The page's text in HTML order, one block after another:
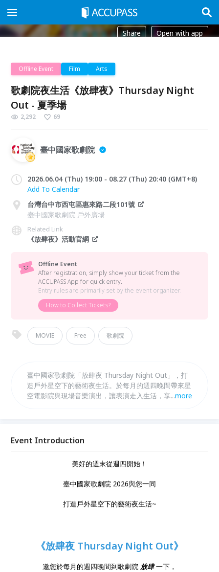
Share Open with app
Offline Event Film Arts
歌劇院夜生活《放肆夜》Thursday Night
Out - 夏季場
2,292 69
臺中國家歌劇院
2026.06.04 (Thu) 19:00 - 08.27 (Thu) 20:40 (GMT+8)
Add To Calendar
台灣台中市西屯區惠來路二段101號
臺中國家歌劇院 戶外廣場
Related Link
《放肆夜》活動官網
Offline Event
After registration, simply show your ticket from the
ACCUPASS App for quick entry.
Entry rules are primarily set by the event organizer.
How to Collect Tickets?
MOVIE Free 歌劇院
臺中國家歌劇院「放肆夜 Thursday Night Out」，打
造戶外星空下的藝術夜生活。於每月的週四晚間帶來星
空電影院與現場音樂演出，讓表演走入生活，享受豐富
...more
Event Introduction
美好的週末從週四開始！
臺中國家歌劇院 2026與您一同
打造戶外星空下的藝術夜生活~
《放肆夜 Thursday Night Out》
邀您於每月的週四晚間到歌劇院 放肆一下，